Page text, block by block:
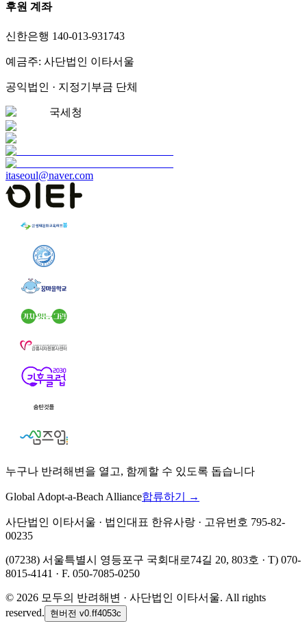
후원 계좌
신한은행 140-013-931743
예금주: 사단법인 이타서울
공익법인 · 지정기부금 단체
국세청
itaseoul@naver.com
누구나 반려해변을 열고, 함께할 수 있도록 돕습니다
Global Adopt-a-Beach Alliance합류하기 →
사단법인 이타서울 · 법인대표 한유사랑 · 고유번호 795-82-
00235
(07238) 서울특별시 영등포구 국회대로74길 20, 803호 · T) 070-
8015-4141 · F. 050-7085-0250
© 2026 모두의 반려해변 · 사단법인 이타서울. All rights
reserved.
현버전 v0.ff4053c